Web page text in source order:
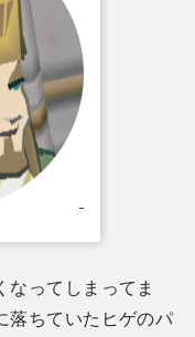
なってしまってま
落ちていたヒゲのパ